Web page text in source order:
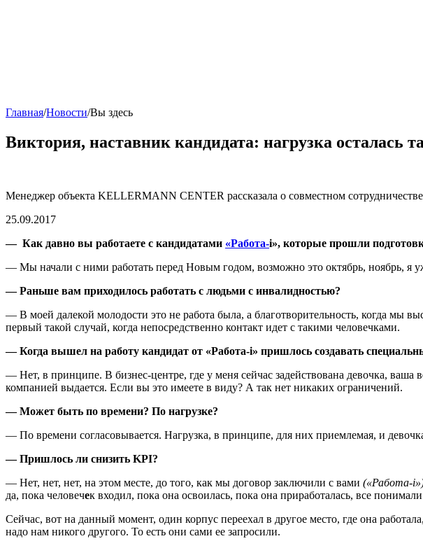
Главная/Новости/Вы здесь
Виктория, наставник кандидата: нагрузка осталась
Менеджер объекта KELLERMANN CENTER рассказала о совместном
25.09.2017
— Как давно вы работаете с кандидатами «Работа-i», которые прошли
— Мы начали с ними работать перед Новым годом, возможно это октябрь, ноябрь, я
— Раньше вам приходилось работать с людьми с инвалидностью?
— В моей далекой молодости это не работа была, а благотворительность, когда мы
первый такой случай, когда непосредственно контакт идет с такими человечками.
— Когда вышел на работу кандидат от «Работа-i» пришлось создавать
— Нет, в принципе. В бизнес-центре, где у меня сейчас задействована девочка,
компанией выдается. Если вы это имеете в виду? А так нет никаких ограничений.
— Может быть по времени? По нагрузке?
— По времени согласовывается. Нагрузка, в принципе, для них приемлемая, и
— Пришлось ли снизить KPI?
— Нет, нет, нет, на этом месте, до того, как мы договор заключили с вами («Работа-
да, пока человечек входил, пока она освоилась, пока она приработалась, все
Сейчас, вот на данный момент, один корпус переехал в другое место, где она
надо нам никого другого. То есть они сами ее запросили.